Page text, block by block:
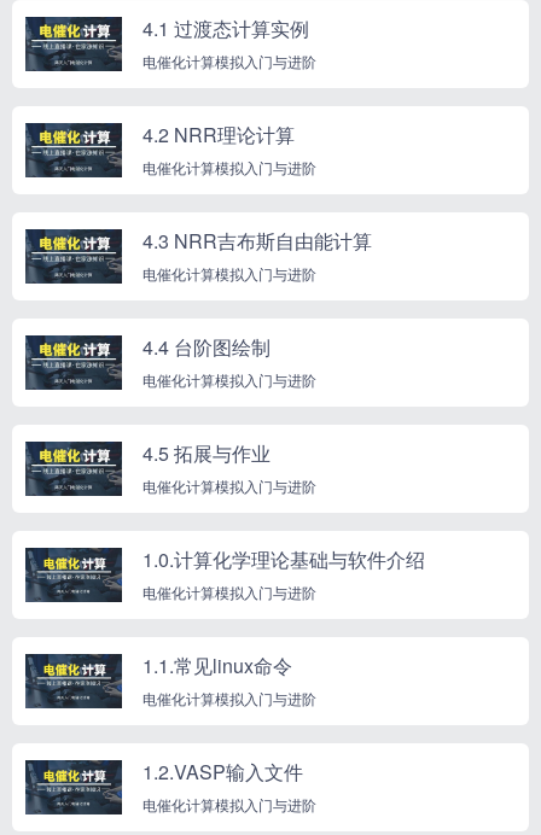
4.1 过渡态计算实例
电催化计算模拟入门与进阶
4.2 NRR理论计算
电催化计算模拟入门与进阶
4.3 NRR吉布斯自由能计算
电催化计算模拟入门与进阶
4.4 台阶图绘制
电催化计算模拟入门与进阶
4.5 拓展与作业
电催化计算模拟入门与进阶
1.0.计算化学理论基础与软件介绍
电催化计算模拟入门与进阶
1.1.常见linux命令
电催化计算模拟入门与进阶
1.2.VASP输入文件
电催化计算模拟入门与进阶